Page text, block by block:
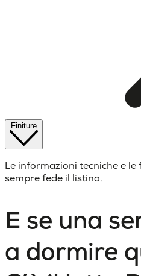
Le informazioni tecniche e
sempre fede il listino.
E se una
a dormire